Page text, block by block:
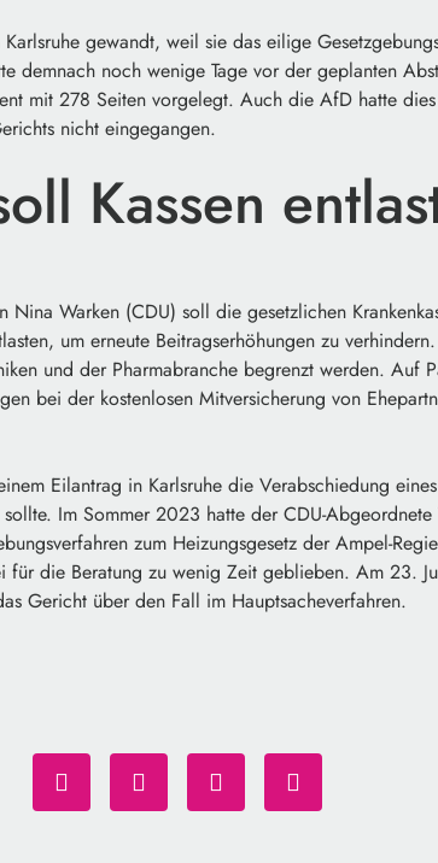
gewandt, weil sie das eilige
demnach noch wenige Tage vor der geplanten
mit 278 Seiten vorgelegt. Auch die AfD hatte
nicht eingegangen.
Kassen
Nina Warken (CDU) soll die gesetzlichen
um erneute Beitragserhöhungen zu
und der Pharmabranche begrenzt werden. Auf
bei der kostenlosen Mitversicherung von
Eilantrag in Karlsruhe die Verabschiedung
Im Sommer 2023 hatte der CDU-
zum Heizungsgesetz der Ampel-
für die Beratung zu wenig Zeit geblieben. Am 23.
Gericht über den Fall im Hauptsacheverfahren.